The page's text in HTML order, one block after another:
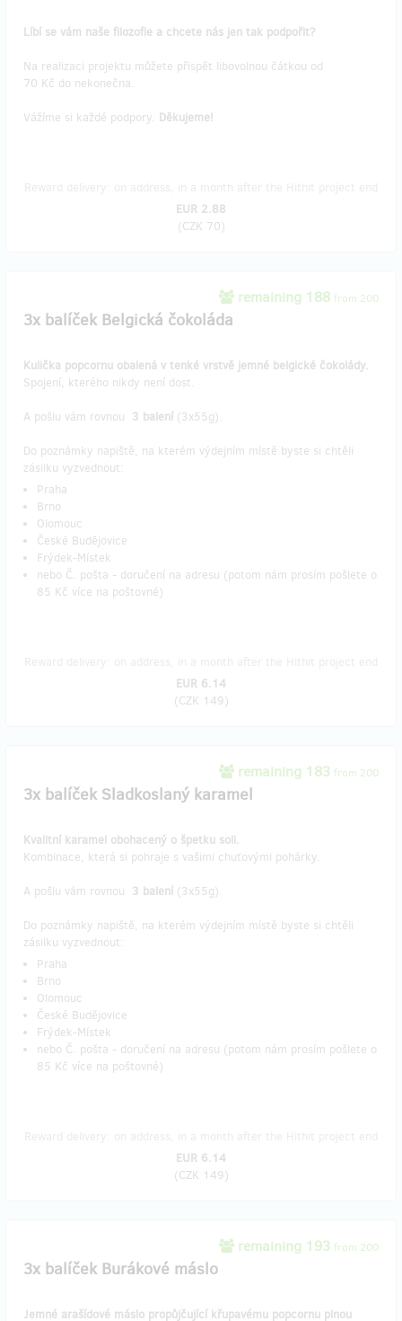
Líbí se vám naše filozofie a chcete nás jen tak podpořit?
Na realizaci projektu můžete přispět libovolnou čátkou od
70 Kč do nekonečna.
Vážíme si každé podpory. Děkujeme!
EUR 2.88
(CZK 70)
remaining 188 from 200
3x balíček Belgická čokoláda
Kulička popcornu obalená v tenké vrstvě jemné belgické čokolády.
Spojení, kterého nikdy není dost.
A pošlu vám rovnou 3 balení (3x55g).
Do poznámky napiště, na kterém výdejním místě byste si chtěli
zásilku vyzvednout:
Praha
Brno
Olomouc
České Budějovice
Frýdek-Místek
nebo Č. pošta - doručení na adresu (potom nám prosím pošlete o
85 Kč více na poštovné)
EUR 6.14
(CZK 149)
remaining 183 from 200
3x balíček Sladkoslaný karamel
Kvalitní karamel obohacený o špetku soli.
Kombinace, která si pohraje s vašimi chuťovými pohárky.
A pošlu vám rovnou 3 balení (3x55g).
Do poznámky napiště, na kterém výdejním místě byste si chtěli
zásilku vyzvednout:
Praha
Brno
Olomouc
České Budějovice
Frýdek-Místek
nebo Č. pošta - doručení na adresu (potom nám prosím pošlete o
85 Kč více na poštovné)
EUR 6.14
(CZK 149)
remaining 193 from 200
3x balíček Burákové máslo
Jemné arašídové máslo propůjčující křupavému popcornu plnou